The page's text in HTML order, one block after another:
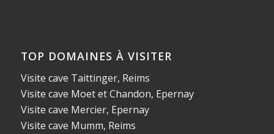
TOP DOMAINES À VISITER
Visite cave Taittinger, Reims
Visite cave Moet et Chandon, Epernay
Visite cave Mercier, Epernay
Visite cave Mumm, Reims